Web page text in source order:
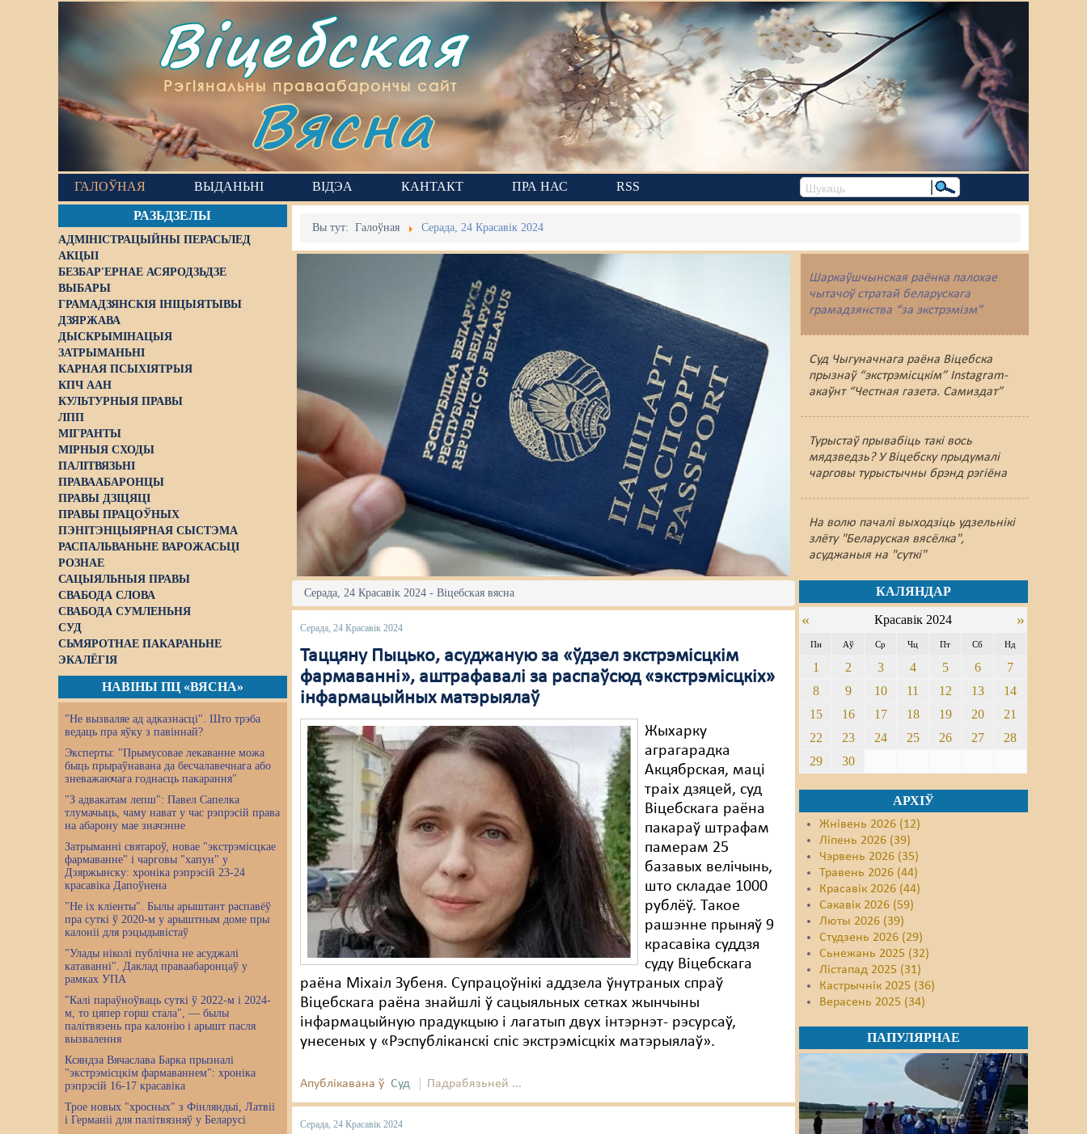
Віцебская
Рэгіянальны праваабарончы сайт
Вясна
ГАЛОЎНАЯ ВЫДАНЬНІ ВІДЭА КАНТАКТ ПРА НАС RSS
РАЗЬДЗЕЛЫ
АДМІНІСТРАЦЫЙНЫ ПЕРАСЬЛЕД
АКЦЫІ
БЕЗБАР'ЕРНАЕ АСЯРОДЗЬДЗЕ
ВЫБАРЫ
ГРАМАДЗЯНСКІЯ ІНІЦЫЯТЫВЫ
ДЗЯРЖАВА
ДЫСКРЫМІНАЦЫЯ
ЗАТРЫМАНЬНІ
КАРНАЯ ПСЫХІЯТРЫЯ
КПЧ ААН
КУЛЬТУРНЫЯ ПРАВЫ
ЛПП
МІГРАНТЫ
МІРНЫЯ СХОДЫ
ПАЛІТВЯЗЬНІ
ПРАВААБАРОНЦЫ
ПРАВЫ ДЗІЦЯЦІ
ПРАВЫ ПРАЦОЎНЫХ
ПЭНІТЭНЦЫЯРНАЯ СЫСТЭМА
РАСПАЛЬВАНЬНЕ ВАРОЖАСЬЦІ
РОЗНАЕ
САЦЫЯЛЬНЫЯ ПРАВЫ
СВАБОДА СЛОВА
СВАБОДА СУМЛЕНЬНЯ
СУД
СЬМЯРОТНАЕ ПАКАРАНЬНЕ
ЭКАЛЁГІЯ
НАВІНЫ ПЦ «ВЯСНА»
"Не вызваляе ад адказнасці". Што трэба
ведаць пра яўку з павіннай?
Эксперты: "Прымусовае лекаванне можа
быць прыраўнавана да бесчалавечнага або
зневажаючага годнасць пакарання"
"З адвакатам лепш": Павел Сапелка
тлумачыць, чаму нават у час рэпрэсій права
на абарону мае значэнне
Затрыманні святароў, новае "экстрэмісцкае
фармаванне" і чарговы "хапун" у
Дзяржынску: хроніка рэпрэсій 23-24
красавіка Дапоўнена
"Не іх кліенты". Былы арыштант распавёў
пра суткі ў 2020-м у арыштным доме пры
калоніі для рэцыдывістаў
"Улады ніколі публічна не асуджалі
катаванні". Даклад праваабаронцаў у
рамках УПА
"Калі параўноўваць суткі ў 2022-м і 2024-
м, то цяпер горш стала", — былы
палітвязень пра калонію і арышт пасля
вызвалення
Ксяндза Вячаслава Барка прызналі
"экстрэмісцкім фармаваннем": хроніка
рэпрэсій 16-17 красавіка
Трое новых "хросных" з Фінляндыі, Латвіі
і Германіі для палітвязняў у Беларусі
Вы тут:Галоўная Серада, 24 Красавік 2024
Шаркаўшчынская раёнка палохае
чытачоў стратай беларускага
грамадзянства “за экстрэмізм”
Суд Чыгуначнага раёна Віцебска
прызнаў “экстрэмісцкім” Instagram-
акаўнт “Честная газета. Самиздат”
Турыстаў прывабіць такі вось
мядзведзь? У Віцебску прыдумалі
чарговы турыстычны брэнд рэгіёна
На волю пачалі выходзіць удзельнікі
злёту "Беларуская вясёлка",
асуджаныя на "суткі"
Серада, 24 Красавік 2024 - Віцебская вясна
Серада, 24 Красавік 2024
Таццяну Пыцько, асуджаную за «ўдзел экстрэмісцкім
фармаванні», аштрафавалі за распаўсюд «экстрэмісцкіх»
інфармацыйных матэрыялаў
Жыхарку
аграгарадка
Акцябрская, маці
траіх дзяцей, суд
Віцебскага раёна
пакараў штрафам
памерам 25
базавых велічынь,
што складае 1000
рублёў. Такое
рашэнне прыняў 9
красавіка суддзя
суду Віцебскага
раёна Міхаіл Зубеня. Супрацоўнікі аддзела ўнутраных спраў
Віцебскага раёна знайшлі ў сацыяльных сетках жынчыны
інфармацыйную прадукцыю і лагатып двух інтэрнэт- рэсурсаў,
унесеных у «Рэспубліканскі спіс экстрэмісцкіх матэрыялаў».
Апублікавана ў Суд Падрабязьней ...
Серада, 24 Красавік 2024
КАЛЯНДАР
« Красавік 2024 »
Пн Аў Ср Чц Пт Сб Нд
1 2 3 4 5 6
7
8
9 10 11 12 13
14
15
16 17 18 19 20
21
22
23 24 25 26 27
28
29
30
АРХІЎ
Жнівень 2026 (12)
Ліпень 2026 (39)
Чэрвень 2026 (35)
Травень 2026 (44)
Красавік 2026 (44)
Сакавік 2026 (59)
Люты 2026 (39)
Студзень 2026 (29)
Сьнежань 2025 (32)
Лістапад 2025 (31)
Кастрычнік 2025 (36)
Верасень 2025 (34)
ПАПУЛЯРНАЕ